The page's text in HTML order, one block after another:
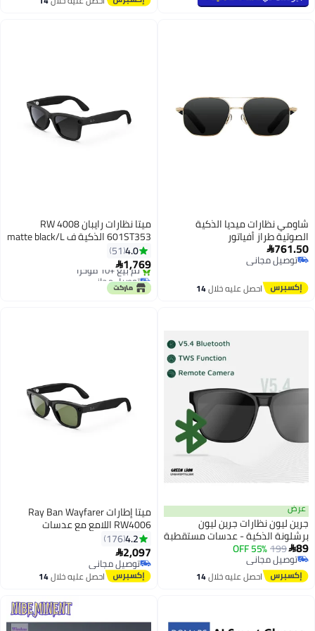
باللمس، نظارات بلوتوث 5.3 مضادة تم بيع +10 مؤخرًا
شاومي نظارات ميديا الذكية
الصوتية طراز أفياتور
761.50
توصيل مجاني
توصيل مجاني
احصل عليه خلال14
ميتا نظارات رايبان RW 4008
601ST353 الذكية ف matte black/L
تدرج رمادي لامع
4.0
51
1,769
توصيل مجاني
بتخلّص بسرعة
تم بيع +10 مؤخرًا
عرض
جرين ليون نظارات جرين ليون
برشلونة الذكية - عدسات مستقطبة
مضادة للأشعة الزرقاء وحماية
للماء IPX4 وتحكم باللمس (GL-SG8)
89
199
55% OFF
توصيل مجاني
توصيل مجانياحصل عليه خلال14
ميتا إطارات Ray Ban Wayfarer
RW4006 اللامع مع عدسات
مواقع التواصل الاجتماعي وكاميرا
بدقة 12 ميجابكسل ونظام صوت
مفتوح للأذن وخمسة ميكروفونات
للتحكم الصوتي بالذكاء الاصطناعي
4.2
176
2,097
توصيل مجاني
توصيل مجانياحصل عليه خلال14